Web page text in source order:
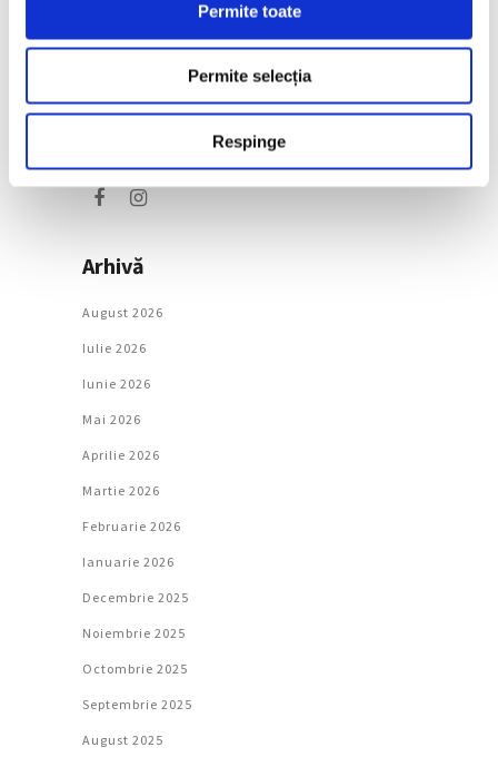
Permite toate
Permite selecția
Respinge
Natură
Urmăreşte-ne pe
Arhivă
August 2026
Iulie 2026
Iunie 2026
Mai 2026
Aprilie 2026
Martie 2026
Februarie 2026
Ianuarie 2026
Decembrie 2025
Noiembrie 2025
Octombrie 2025
Septembrie 2025
August 2025